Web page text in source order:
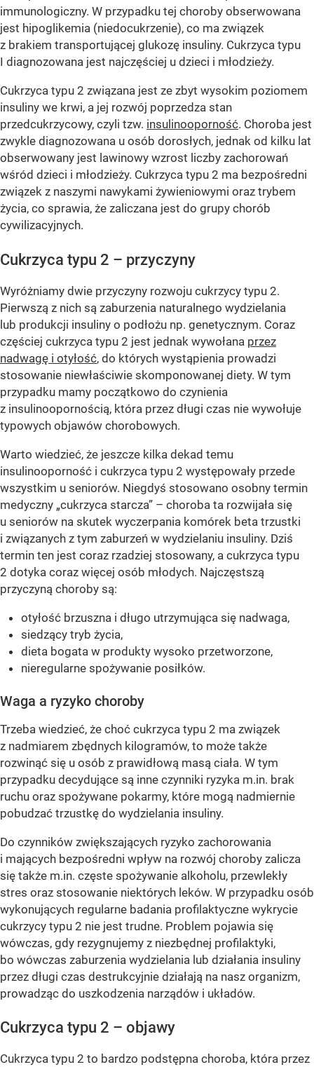
immunologiczny. W przypadku tej choroby obserwowana
jest hipoglikemia (niedocukrzenie), co ma związek
z brakiem transportującej glukozę insuliny. Cukrzyca typu
I diagnozowana jest najczęściej u dzieci i młodzieży.
Cukrzyca typu 2 związana jest ze zbyt wysokim poziomem
insuliny we krwi, a jej rozwój poprzedza stan
przedcukrzycowy, czyli tzw. insulinooporność. Choroba jest
zwykle diagnozowana u osób dorosłych, jednak od kilku lat
obserwowany jest lawinowy wzrost liczby zachorowań
wśród dzieci i młodzieży. Cukrzyca typu 2 ma bezpośredni
związek z naszymi nawykami żywieniowymi oraz trybem
życia, co sprawia, że zaliczana jest do grupy chorób
cywilizacyjnych.
Cukrzyca typu 2 – przyczyny
Wyróżniamy dwie przyczyny rozwoju cukrzycy typu 2.
Pierwszą z nich są zaburzenia naturalnego wydzielania
lub produkcji insuliny o podłożu np. genetycznym. Coraz
częściej cukrzyca typu 2 jest jednak wywołana przez
nadwagę i otyłość, do których wystąpienia prowadzi
stosowanie niewłaściwie skomponowanej diety. W tym
przypadku mamy początkowo do czynienia
z insulinoopornością, która przez długi czas nie wywołuje
typowych objawów chorobowych.
Warto wiedzieć, że jeszcze kilka dekad temu
insulinooporność i cukrzyca typu 2 występowały przede
wszystkim u seniorów. Niegdyś stosowano osobny termin
medyczny „cukrzyca starcza” – choroba ta rozwijała się
u seniorów na skutek wyczerpania komórek beta trzustki
i związanych z tym zaburzeń w wydzielaniu insuliny. Dziś
termin ten jest coraz rzadziej stosowany, a cukrzyca typu
2 dotyka coraz więcej osób młodych. Najczęstszą
przyczyną choroby są:
otyłość brzuszna i długo utrzymująca się nadwaga,
siedzący tryb życia,
dieta bogata w produkty wysoko przetworzone,
nieregularne spożywanie posiłków.
Waga a ryzyko choroby
Trzeba wiedzieć, że choć cukrzyca typu 2 ma związek
z nadmiarem zbędnych kilogramów, to może także
rozwinąć się u osób z prawidłową masą ciała. W tym
przypadku decydujące są inne czynniki ryzyka m.in. brak
ruchu oraz spożywane pokarmy, które mogą nadmiernie
pobudzać trzustkę do wydzielania insuliny.
Do czynników zwiększających ryzyko zachorowania
i mających bezpośredni wpływ na rozwój choroby zalicza
się także m.in. częste spożywanie alkoholu, przewlekły
stres oraz stosowanie niektórych leków. W przypadku osób
wykonujących regularne badania profilaktyczne wykrycie
cukrzycy typu 2 nie jest trudne. Problem pojawia się
wówczas, gdy rezygnujemy z niezbędnej profilaktyki,
bo wówczas zaburzenia wydzielania lub działania insuliny
przez długi czas destrukcyjnie działają na nasz organizm,
prowadząc do uszkodzenia narządów i układów.
Cukrzyca typu 2 – objawy
Cukrzyca typu 2 to bardzo podstępna choroba, która przez